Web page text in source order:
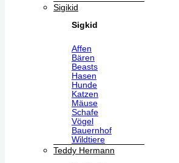
Sigikid
Sigkid
Affen
Bären
Beasts
Hasen
Hunde
Katzen
Mäuse
Schafe
Vögel
Bauernhof
Wildtiere
Teddy Hermann